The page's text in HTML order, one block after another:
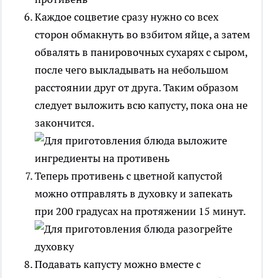
Каждое соцветие сразу нужно со всех
сторон обмакнуть во взбитом яйце, а затем
обвалять в панировочных сухарях с сыром,
после чего выкладывать на небольшом
расстоянии друг от друга. Таким образом
следует выложить всю капусту, пока она не
закончится.
Теперь противень с цветной капустой
можно отправлять в духовку и запекать
при 200 градусах на протяжении 15 минут.
Подавать капусту можно вместе с